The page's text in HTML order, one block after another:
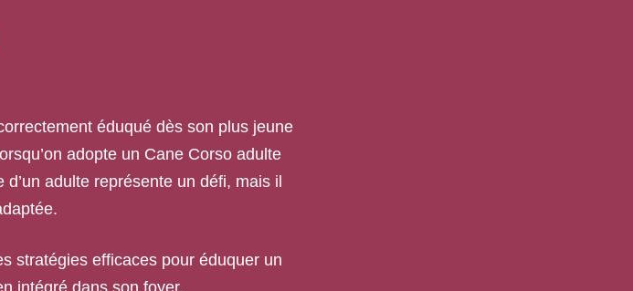
éduqué dès son plus jeune
adopte un Cane Corso adulte
adulte représente un défi, mais il
stratégies efficaces pour éduquer un
intégré dans son foyer.